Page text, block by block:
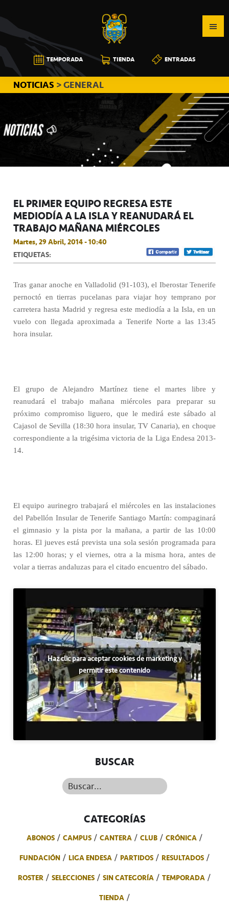
a
la
navegación
principal
al
contenido
principal
a
la
barra
lateral
principal
CB
CANARIAS
TEMPORADA TIENDA ENTRADAS
NOTICIAS > GENERAL
EL PRIMER EQUIPO REGRESA ESTE
MEDIODÍA A LA ISLA Y REANUDARÁ EL
TRABAJO MAÑANA MIÉRCOLES
Martes, 29 Abril, 2014 - 10:40
ETIQUETAS:
Tras ganar anoche en Valladolid (91-103), el Iberostar Tenerife
pernoctó en tierras pucelanas para viajar hoy temprano por
carretera hasta Madrid y regresa este mediodía a la Isla, en un
vuelo con llegada aproximada a Tenerife Norte a las 13:45
hora insular.
El grupo de Alejandro Martínez tiene el martes libre y
reanudará el trabajo mañana miércoles para preparar su
próximo compromiso liguero, que le medirá este sábado al
Cajasol de Sevilla (18:30 hora insular, TV Canaria), en choque
correspondiente a la trigésima victoria de la Liga Endesa 2013-
14.
El equipo aurinegro trabajará el miércoles en las instalaciones
del Pabellón Insular de Tenerife Santiago Martín: compaginará
el gimnasio y la pista por la mañana, a partir de las 10:00
horas. El jueves está prevista una sola sesión programada para
las 12:00 horas; y el viernes, otra a la misma hora, antes de
volar a tierras andaluzas para el citado encuentro del sábado.
Haz clic para aceptar cookies de marketing y
permitir este contenido
BUSCAR
Buscar...
CATEGORÍAS
ABONOS CAMPUS CANTERA CLUB
CRÓNICA
FUNDACIÓN
LIGA ENDESA PARTIDOS
RESULTADOS
ROSTER
SELECCIONES SIN CATEGORÍA
TEMPORADA
TIENDA